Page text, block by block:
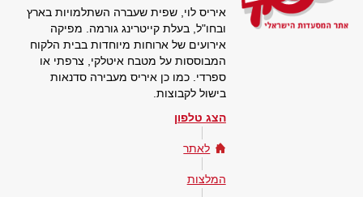
איריס לוי, שפית שעברה השתלמויות בארץ
ובחו"ל, בעלת קייטרינג גורמה. מפיקה
אירועים של ארוחות מיוחדות בבית הלקוח
המבוססות על מטבח איטלקי, צרפתי או
ספרדי. כמו כן איריס מעבירה סדנאות
בישול לקבוצות.
הצג טלפון
לאתר
המלצות